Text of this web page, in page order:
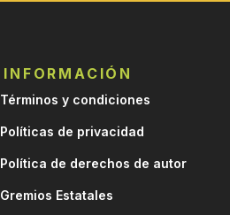
INFORMACIÓN
Términos y condiciones
Políticas de privacidad
Política de derechos de autor
Gremios Estatales